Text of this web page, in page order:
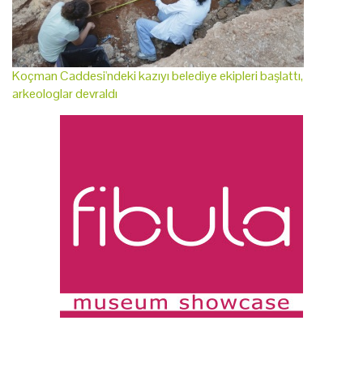
Koçman Caddesi'ndeki kazıyı belediye ekipleri başlattı,
arkeologlar devraldı